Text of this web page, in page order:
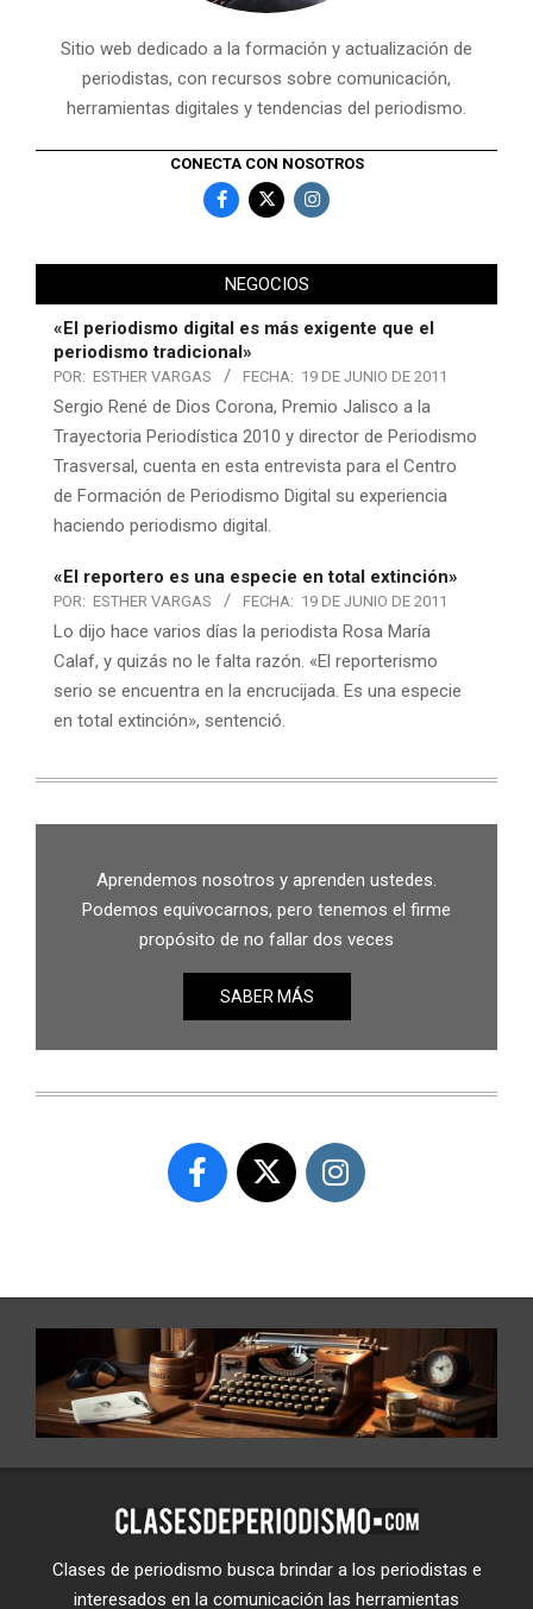
Sitio web dedicado a la formación y actualización de
periodistas, con recursos sobre comunicación,
herramientas digitales y tendencias del periodismo.
CONECTA CON NOSOTROS
NEGOCIOS
«El periodismo digital es más exigente que el
periodismo tradicional»
POR: ESTHER VARGAS FECHA: 19 DE JUNIO DE 2011
Sergio René de Dios Corona, Premio Jalisco a la
Trayectoria Periodística 2010 y director de Periodismo
Trasversal, cuenta en esta entrevista para el Centro
de Formación de Periodismo Digital su experiencia
haciendo periodismo digital.
«El reportero es una especie en total extinción»
POR: ESTHER VARGAS FECHA: 19 DE JUNIO DE 2011
Lo dijo hace varios días la periodista Rosa María
Calaf, y quizás no le falta razón. «El reporterismo
serio se encuentra en la encrucijada. Es una especie
en total extinción», sentenció.
Aprendemos nosotros y aprenden ustedes.
Podemos equivocarnos, pero tenemos el firme
propósito de no fallar dos veces
SABER MÁS
Clases de periodismo busca brindar a los periodistas e
interesados en la comunicación las herramientas